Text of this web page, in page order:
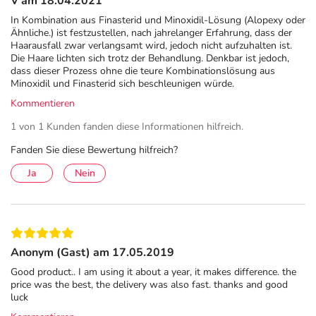
79108 Freiburg
In Kombination aus Finasterid und Minoxidil-Lösung (Alopexy oder
Ähnliche.) ist festzustellen, nach jahrelanger Erfahrung, dass der
Haarausfall zwar verlangsamt wird, jedoch nicht aufzuhalten ist.
Die Haare lichten sich trotz der Behandlung. Denkbar ist jedoch,
dass dieser Prozess ohne die teure Kombinationslösung aus
Minoxidil und Finasterid sich beschleunigen würde.
Kommentieren
1 von 1 Kunden fanden diese Informationen hilfreich.
Fanden Sie diese Bewertung hilfreich?
Ja
Nein
Anonym (Gast) am 17.05.2019
Good product.. I am using it about a year, it makes difference. the
price was the best, the delivery was also fast. thanks and good
luck